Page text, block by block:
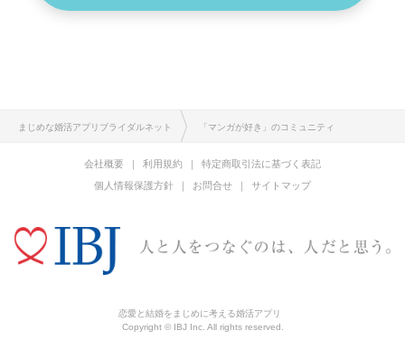
まじめな婚活アプリブライダルネット 「マンガが好き」のコミュニティ
会社概要 利用規約
特定商取引法に基づく表記
個人情報保護方針
お問合せ サイトマップ
恋愛と結婚をまじめに考える婚活アプリ
Copyright © IBJ Inc. All rights reserved.